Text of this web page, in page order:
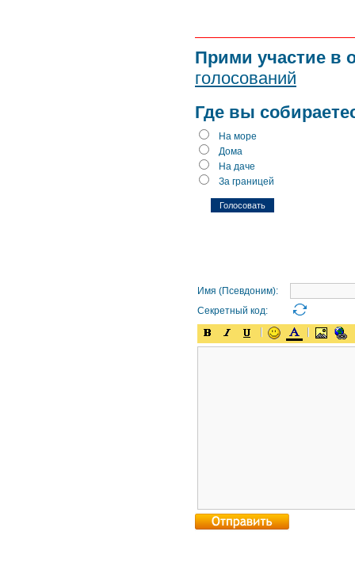
Прими участие в
голосований
Где вы
На море
Дома
На даче
За границей
Имя (Псевдоним):
Секретный код: